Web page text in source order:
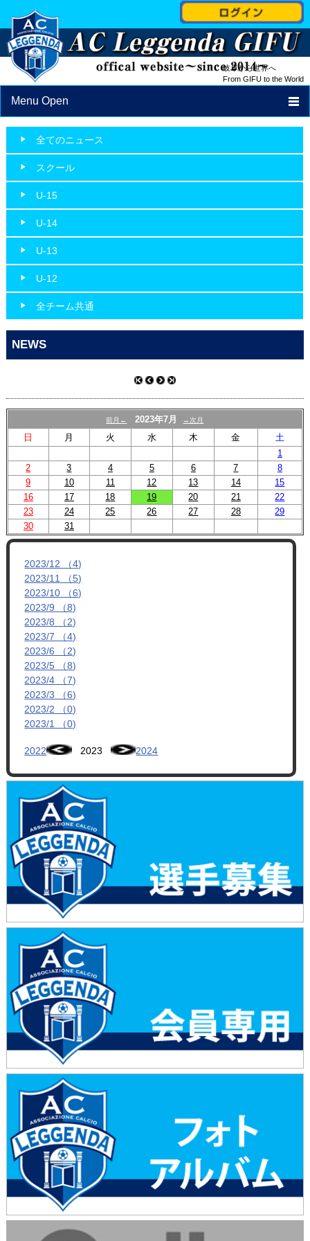
岐阜から世界へ
From GIFU to the World
Menu Open
CONTACT
全てのニュース
スクール
U-15
U-14
U-13
U-12
全チーム共通
NEWS
前月← 2023年7月 →次月
日 月 火 水 木 金
土
1
2
3 4 5 6 7
8
9
10 11 12 13 14
15
16
17 18 19 20 21
22
23
24 25 26 27 28
29
30
31
2023/12 （4)
2023/11 （5)
2023/10 （6)
2023/9 （8)
2023/8 （2)
2023/7 （4)
2023/6 （2)
2023/5 （8)
2023/4 （7)
2023/3 （6)
2023/2 （0)
2023/1 （0)
2022 2023 2024